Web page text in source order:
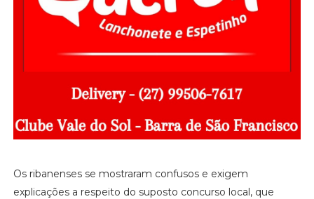
Os ribanenses se mostraram confusos e exigem
explicações a respeito do suposto concurso local, que